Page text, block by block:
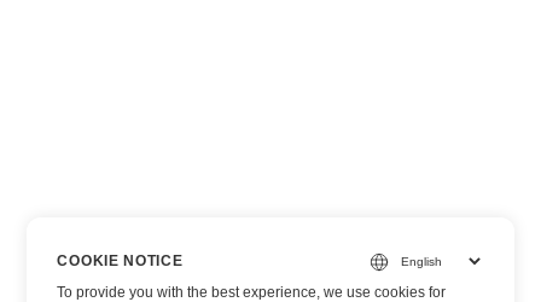
COOKIE NOTICE
To provide you with the best experience, we use cookies for